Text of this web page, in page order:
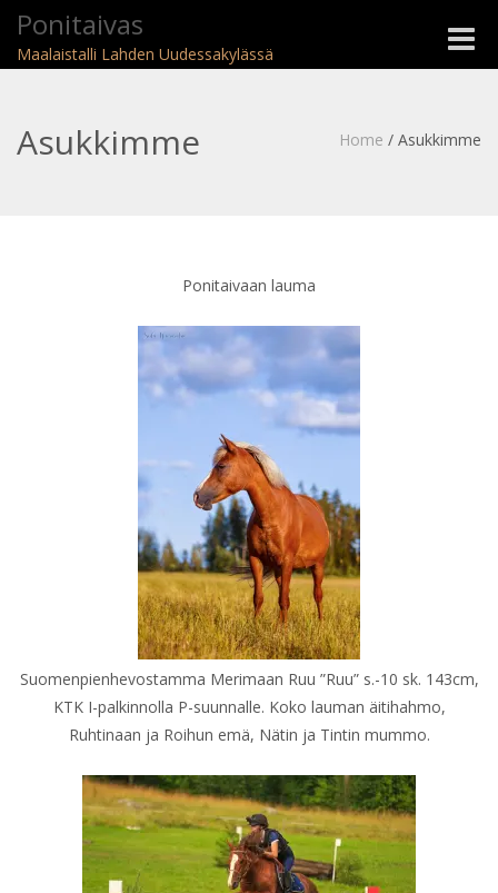
Ponitaivas
Maalaistalli Lahden Uudessakylässä
Toggle
Asukkimme Home / Asukkimme
Ponitaivaan lauma
Suomenpienhevostamma Merimaan Ruu ”Ruu” s.-10 sk. 143cm,
KTK I-palkinnolla P-suunnalle. Koko lauman äitihahmo,
Ruhtinaan ja Roihun emä, Nätin ja Tintin mummo.